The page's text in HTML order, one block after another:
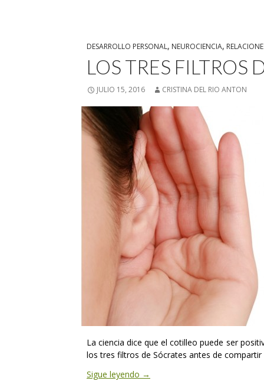
DESARROLLO PERSONAL, NEUROCIENCIA,
LOS TRES FILTROS
JULIO 15, 2016 CRISTINA DEL RIO ANTON
La ciencia dice que el cotilleo puede ser
los tres filtros de Sócrates antes de
Sigue leyendo →